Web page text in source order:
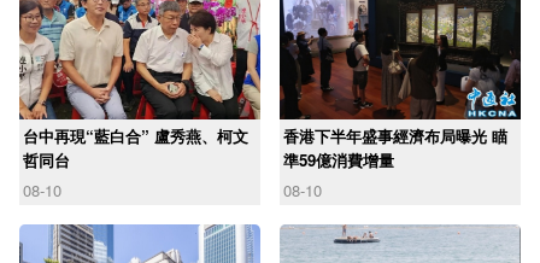
台中再現“藍白合” 盧秀燕、柯文
哲同台
08-10
香港下半年盛事經濟布局曝光 瞄
準59億消費增量
08-10